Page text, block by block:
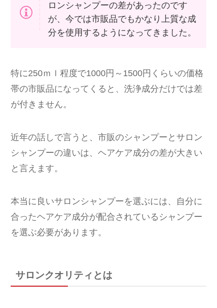
ロンシャンプーの差があったのです
が、今では市販品でもかなり上質な成
分を使用するようになってきました。
特に250ｍｌ程度で1000円～1500円くらいの価格
帯の市販品になってくると、洗浄成分だけでは差
が付きません。
近年の話しで言うと、市販のシャンプーとサロン
シャンプーの違いは、ヘアケア成分の差が大きい
と言えます。
本当に良いサロンシャンプーを選ぶには、自分に
合ったヘアケア成分が配合されているシャンプー
を選ぶ必要があります。
サロンクオリティとは